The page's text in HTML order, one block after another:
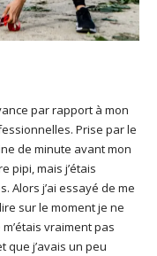
par rapport à mon
Prise par le
de minute avant mon
pipi, mais j’étais
Alors j’ai essayé de me
sur le moment je ne
vraiment pas
que j’avais un peu